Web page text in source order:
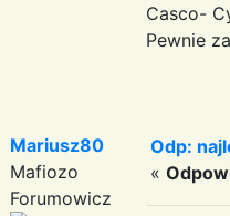
Casco-
Pewnie
Mariusz80
Mafiozo
Forumowicz
Odp:
«